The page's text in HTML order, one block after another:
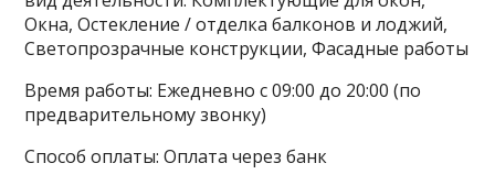
Окна, Остекление / отделка балконов и лоджий,
Светопрозрачные конструкции, Фасадные работы
Время работы: Ежедневно с 09:00 до 20:00 (по
предварительному звонку)
Способ оплаты: Оплата через банк